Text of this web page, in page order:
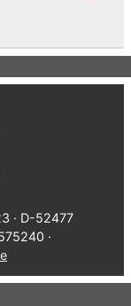
· D-52477
·